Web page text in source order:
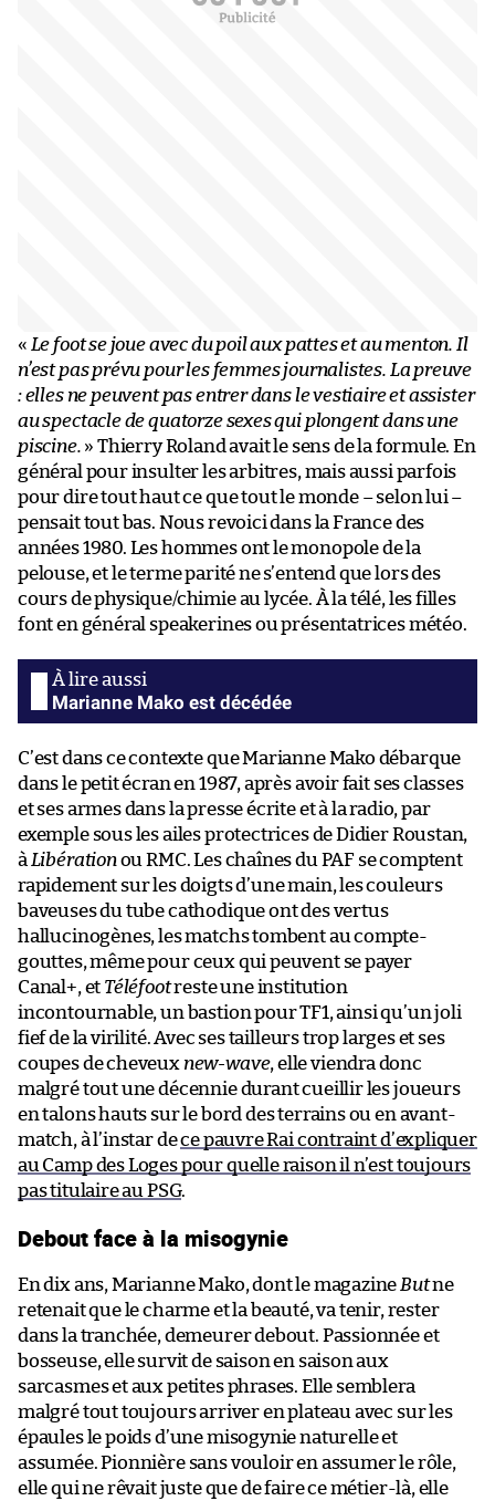
« Le foot se joue avec du poil aux pattes et au menton. Il
n’est pas prévu pour les femmes journalistes. La preuve
: elles ne peuvent pas entrer dans le vestiaire et assister
au spectacle de quatorze sexes qui plongent dans une
piscine. » Thierry Roland avait le sens de la formule. En
général pour insulter les arbitres, mais aussi parfois
pour dire tout haut ce que tout le monde – selon lui –
pensait tout bas. Nous revoici dans la France des
années 1980. Les hommes ont le monopole de la
pelouse, et le terme parité ne s’entend que lors des
cours de physique/chimie au lycée. À la télé, les filles
font en général speakerines ou présentatrices météo.
Marianne Mako est décédée
C’est dans ce contexte que Marianne Mako débarque
dans le petit écran en 1987, après avoir fait ses classes
et ses armes dans la presse écrite et à la radio, par
exemple sous les ailes protectrices de Didier Roustan,
à Libérationou RMC. Les chaînes du PAF se comptent
rapidement sur les doigts d’une main, les couleurs
baveuses du tube cathodique ont des vertus
hallucinogènes, les matchs tombent au compte-
gouttes, même pour ceux qui peuvent se payer
Canal+, et Téléfootreste une institution
incontournable, un bastion pour TF1, ainsi qu’un joli
fief de la virilité. Avec ses tailleurs trop larges et ses
coupes de cheveux new-wave, elle viendra donc
malgré tout une décennie durant cueillir les joueurs
en talons hauts sur le bord des terrains ou en avant-
match, à l’instar dece pauvre Rai contraint d’expliquer
au Camp des Loges pour quelle raison il n’est toujours
pas titulaire au PSG.
Debout face à la misogynie
En dix ans, Marianne Mako, dont le magazine Butne
retenait que le charme et la beauté, va tenir, rester
dans la tranchée, demeurer debout. Passionnée et
bosseuse, elle survit de saison en saison aux
sarcasmes et aux petites phrases. Elle semblera
malgré tout toujours arriver en plateau avec sur les
épaules le poids d’une misogynie naturelle et
assumée. Pionnière sans vouloir en assumer le rôle,
elle qui ne rêvait juste que de faire ce métier-là, elle